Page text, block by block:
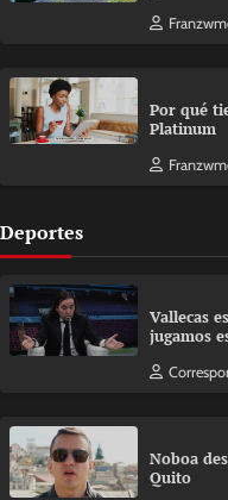
Por qué
Platinum
Deportes
Vallecas
jugamos
Noboa
Quito